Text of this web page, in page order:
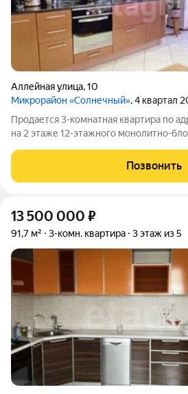
Аллейная улица,10
Микрорайон «Солнечный», 4 квартал
Продается 3-комнатная квартира по
на 2 этаже 12-этажного монолитно-
Просторная кухня-гостиная, три
раздельный. Балкон
Позвонить
13 500 000 ₽
91,7 м² 3-комн. квартира 3 этаж из 5